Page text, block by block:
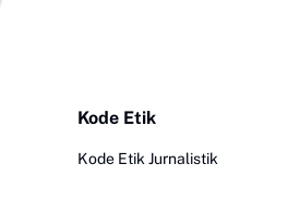
Kode Etik
Kode Etik Jurnalistik